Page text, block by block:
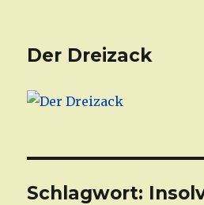
Der Dreizack
Schlagwort: